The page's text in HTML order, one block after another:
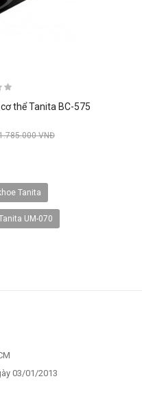
thể Tanita BC-575
VNĐ
Tanita
UM-070
03/01/2013